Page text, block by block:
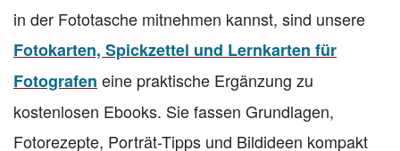
in der Fototasche mitnehmen kannst, sind unsere
Fotokarten, Spickzettel und Lernkarten für
Fotografen eine praktische Ergänzung zu
kostenlosen Ebooks. Sie fassen Grundlagen,
Fotorezepte, Porträt-Tipps und Bildideen kompakt